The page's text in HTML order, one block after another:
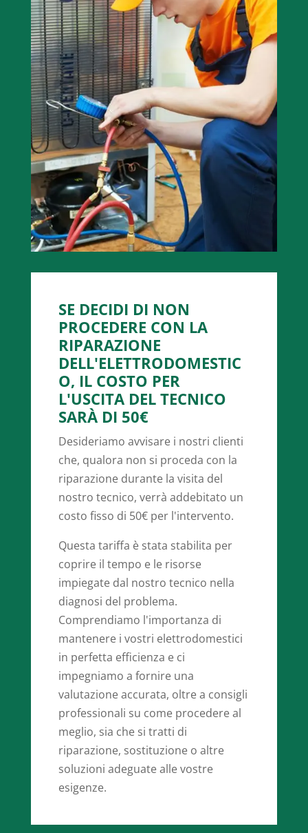
SE DECIDI DI NON
PROCEDERE CON LA
RIPARAZIONE
DELL'ELETTRODOMESTIC
O, IL COSTO PER
L'USCITA DEL TECNICO
SARÀ DI 50€
Desideriamo avvisare i nostri clienti
che, qualora non si proceda con la
riparazione durante la visita del
nostro tecnico, verrà addebitato un
costo fisso di 50€ per l'intervento.
Questa tariffa è stata stabilita per
coprire il tempo e le risorse
impiegate dal nostro tecnico nella
diagnosi del problema.
Comprendiamo l'importanza di
mantenere i vostri elettrodomestici
in perfetta efficienza e ci
impegniamo a fornire una
valutazione accurata, oltre a consigli
professionali su come procedere al
meglio, sia che si tratti di
riparazione, sostituzione o altre
soluzioni adeguate alle vostre
esigenze.